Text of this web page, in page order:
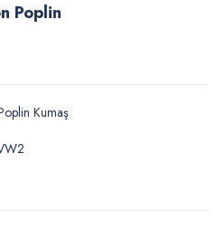
Poplin
Kumaş